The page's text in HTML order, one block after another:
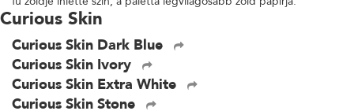
Curious Skin
Curious Skin Dark Blue
Curious Skin Ivory
Curious Skin Extra White
Curious Skin Stone